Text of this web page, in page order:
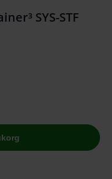
SYS-STF